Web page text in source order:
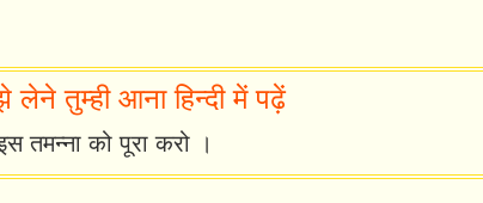
लेने तुम्ही आना हिन्दी में पढ़ें
तमन्ना को पूरा करो ।